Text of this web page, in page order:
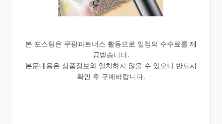
본 포스팅은 쿠팡파트너스 활동으로 일정의 수수료를 제
공받습니다.
본문내용은 상품정보와 일치하지 않을 수 있으니 반드시
확인 후 구매바랍니다.